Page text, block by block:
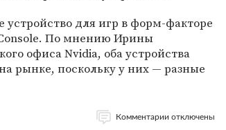
устройство для игр в форм-факторе
По мнению Ирины
офиса Nvidia, оба устройства
рынке, поскольку у них — разные
Комментарии отключены